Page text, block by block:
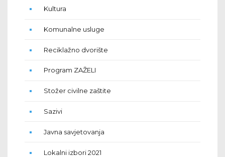
Kultura
Komunalne usluge
Reciklažno dvorište
Program ZAŽELI
Stožer civilne zaštite
Sazivi
Javna savjetovanja
Lokalni izbori 2021